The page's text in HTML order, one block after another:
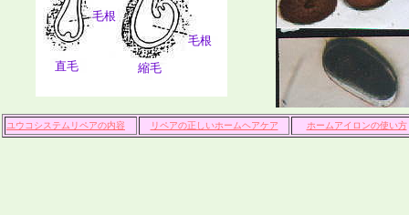
毛根
直毛 縮毛
毛根
ユウコシステムリペアの内容 リペアの正しいホームヘアケア ホームアイロンの使い方